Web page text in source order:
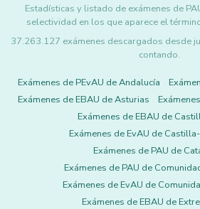
Estadísticas y listado de exámenes de
selectividad en los que aparece el
37.263.127 exámenes descargados desde
contando.
Exámenes de PEvAU de Andalucía
Exámenes de EBAU de Asturias
Exámenes de EBAU de
Exámenes de EvAU de
Exámenes de PAU de
Exámenes de PAU de
Exámenes de EvAU de
Exámenes de EBAU de